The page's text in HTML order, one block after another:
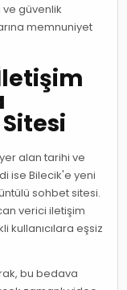
ve güvenlik
memnuniyet
alan tarihi ve
ise Bilecik'e yeni
sohbet sitesi.
verici iletişim
kullanıcılara eşsiz
bu bedava